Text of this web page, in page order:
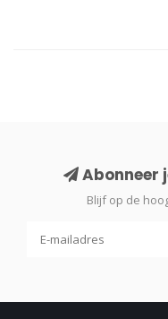
Abonneer
Blijf op de